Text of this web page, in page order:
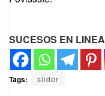
SUCESOS EN LINEA
Tags: slider